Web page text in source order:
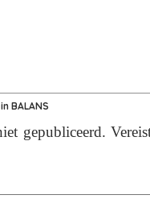
BALANS
gepubliceerd.